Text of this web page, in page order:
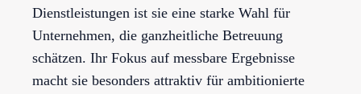
Dienstleistungen ist sie eine starke Wahl für
Unternehmen, die ganzheitliche Betreuung
schätzen. Ihr Fokus auf messbare Ergebnisse
macht sie besonders attraktiv für ambitionierte